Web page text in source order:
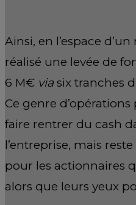
Ainsi, en l’espace d’un
réalisé une levée de
6 M€ via six tranches
Ce genre
faire rentrer du cash
l’entreprise, mais
pour les actionnaires
alors que leurs yeux